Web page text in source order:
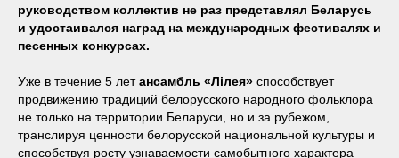
руководством коллектив не раз представлял Беларусь
и удостаивался наград на международных фестивалях и
песенных конкурсах.
Уже в течение 5 летансамбль «Лiлея» способствует
продвижению традиций белорусского народного фольклора
не только на территории Беларуси, но и за рубежом,
транслируя ценности белорусской национальной культуры и
способствуя росту узнаваемости самобытного характера